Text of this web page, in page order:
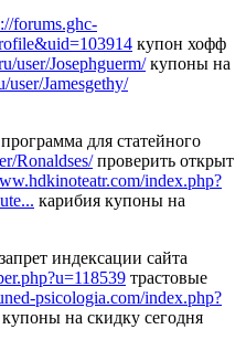
forums.ghc-
купон хофф
user/Josephguerm/купоны на
user/Jamesgethy/
для статейного
Ronaldses/проверить открыт
index.php?
карибия купоны на
индексации сайта
трастовые
psicologia.com/index.php?
на скидку сегодня